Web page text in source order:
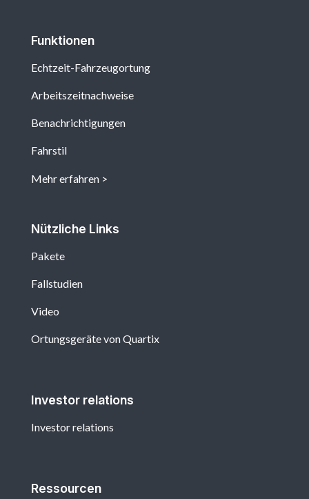
Funktionen
Echtzeit-Fahrzeugortung
Arbeitszeitnachweise
Benachrichtigungen
Fahrstil
Mehr erfahren
Nützliche Links
Pakete
Fallstudien
Video
Ortungsgeräte von Quartix
Investor relations
Investor relations
Ressourcen